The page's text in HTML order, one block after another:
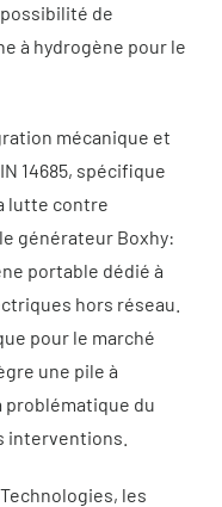
possibilité de
à hydrogène pour le
mécanique et
14685, spécifique
lutte contre
le générateur Boxhy:
portable dédié à
hors réseau.
pour le marché
une pile à
problématique du
interventions.
les